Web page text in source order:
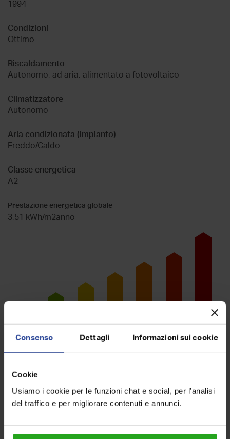
Consenso Dettagli Informazioni sui cookie
Cookie
Usiamo i cookie per le funzioni chat e social, per l'analisi
del traffico e per migliorare contenuti e annunci.
1994
Condizioni
Ottimo
Riscaldamento
Autonomo, ad aria, alimentato a fotovoltaico
Climatizzatore
Autonomo
Aria condizionata (impianto)
Freddo/Caldo
Classe energetica
A2
Prestazione energetica globale
3,51 kWh/m2anno
A B C D E F G
Planimetria